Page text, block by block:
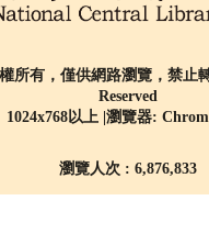
所有，僅供網路瀏覽，禁止
Reserved
以上 |瀏覽器:
瀏覽人次 : 6,876,833